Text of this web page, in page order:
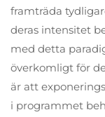
framträda
deras intensitet
med detta
överkomligt för
är att
i programmet